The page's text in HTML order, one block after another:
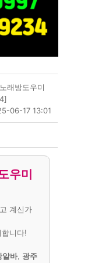
래방도우미
06-17 13:01
우미
계신가
니다!
알바, 광주